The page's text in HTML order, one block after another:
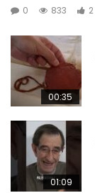
0 833 2
00:35
01:09